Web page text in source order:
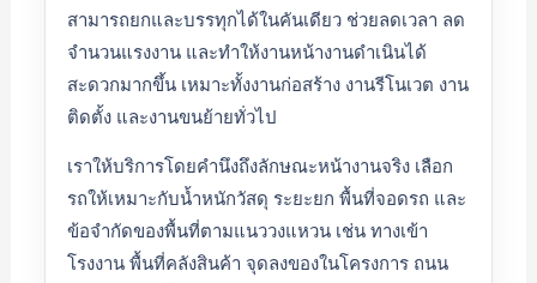
สามารถยกและบรรทุกได้ในคันเดียว ช่วยลดเวลา ลด
จำนวนแรงงาน และทำให้งานหน้างานดำเนินได้
สะดวกมากขึ้น เหมาะทั้งงานก่อสร้าง งานรีโนเวต งาน
ติดตั้ง และงานขนย้ายทั่วไป
เราให้บริการโดยคำนึงถึงลักษณะหน้างานจริง เลือก
รถให้เหมาะกับน้ำหนักวัสดุ ระยะยก พื้นที่จอดรถ และ
ข้อจำกัดของพื้นที่ตามแนววงแหวน เช่น ทางเข้า
โรงงาน พื้นที่คลังสินค้า จุดลงของในโครงการ ถนน